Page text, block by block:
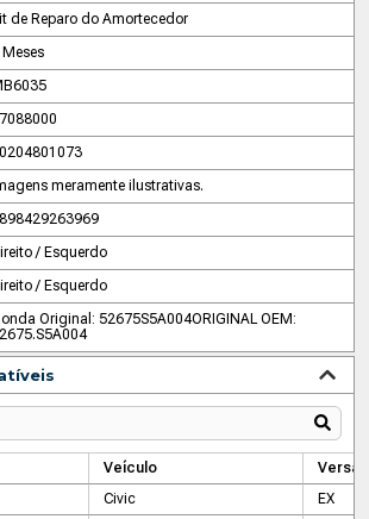
de Reparo do Amortecedor
meramente ilustrativas.
/ Esquerdo
/ Esquerdo
Original: 52675S5A004ORIGINAL OEM:
Veículo
Versão
Civic
EX